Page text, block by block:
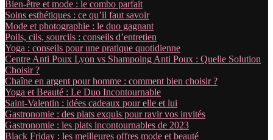
Bien-être et mode : le combo parfait
Soins esthétiques : ce qu’il faut savoir
Mode et photographie : le duo gagnant
Poils, cils, sourcils : conseils d’entretien
Yoga : conseils pour une pratique quotidienne
Centre Anti Poux Lyon vs Shampoing Anti Poux : Quelle Solution
Choisir ?
Chaîne en argent pour homme : comment bien choisir ?
Yoga et Beauté : Le Duo Incontournable
Saint-Valentin : idées cadeaux pour elle et lui
Gastronomie : des plats exquis pour ravir vos invités
Gastronomie : les plats incontournables de 2023
Black Friday : les meilleures offres mode et beauté